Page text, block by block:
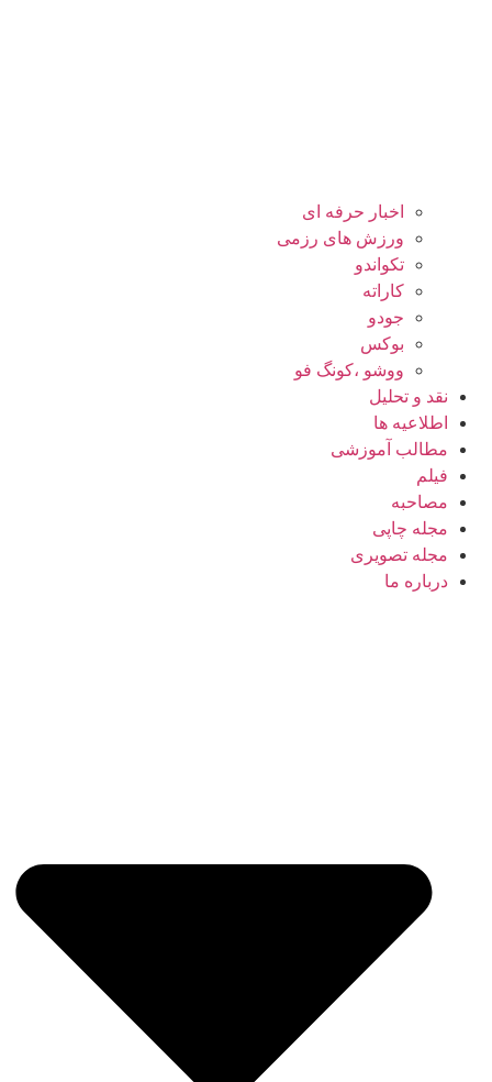
اخبار حرفه ای
ورزش های رزمی
تکواندو
کاراته
جودو
بوکس
ووشو ،کونگ فو
نقد و تحلیل
اطلاعیه ها
مطالب آموزشی
فیلم
مصاحبه
مجله چاپی
مجله تصویری
درباره ما